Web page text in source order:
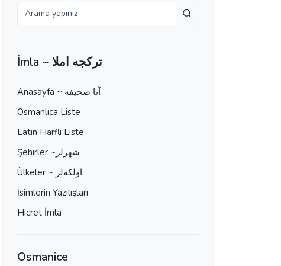
İmla ~ تركجه املا
Anasayfa ~ آنا صحيفه
Osmanlıca Liste
Latin Harfli Liste
Şehirler ~شهرلر
Ülkeler ~ اولكه‌لر
İsimlerin Yazılışları
Hicret İmla
Osmanice